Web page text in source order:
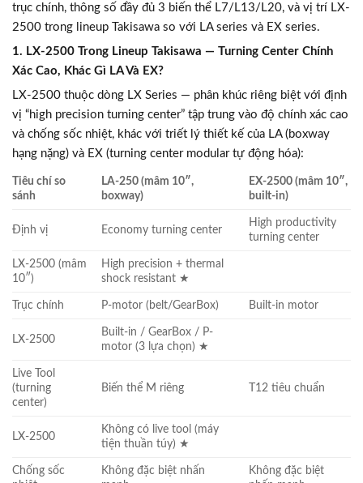
trục chính, thông số đầy đủ 3 biến thể L7/L13/L20, và vị trí LX-
2500 trong lineup Takisawa so với LA series và EX series.
1. LX-2500 Trong Lineup Takisawa — Turning Center Chính
Xác Cao, Khác Gì LA Và EX?
LX-2500 thuộc dòng LX Series — phân khúc riêng biệt với định
vị “high precision turning center” tập trung vào độ chính xác cao
và chống sốc nhiệt, khác với triết lý thiết kế của LA (boxway
hạng nặng) và EX (turning center modular tự động hóa):
Tiêu chí so
sánh
LA-250 (mâm 10″,
boxway)
EX-2500 (mâm 10″,
built-in)
Định vị Economy turning center
High productivity
turning center
LX-2500 (mâm
10″)
High precision + thermal
shock resistant ★
Trục chính P-motor (belt/GearBox) Built-in motor
LX-2500
Built-in / GearBox / P-
motor (3 lựa chọn) ★
Live Tool
(turning
center)
Biến thể M riêng T12 tiêu chuẩn
LX-2500
Không có live tool (máy
tiện thuần túy) ★
Chống sốc
Không đặc biệt nhấn
Không đặc biệt